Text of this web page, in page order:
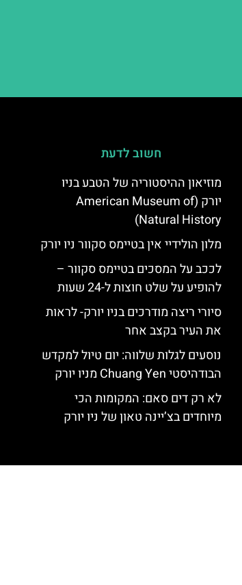
חשוב לדעת
מוזיאון ההיסטוריה של הטבע בניו
יורק (American Museum of
Natural History)
מלון הולידיי אין בטיימס סקוור ניו יורק
לככב על המסכים בטיימס סקוור –
להופיע על שלט חוצות ל-24 שעות
סיורי ריצה מודרכים בניו יורק- לראות
את העיר בקצב אחר
נוסעים לגלות שלווה: יום טיול למקדש
הבודהיסטי Chuang Yen מניו יורק
לא רק דים סאם: המקומות הכי
מיוחדים בצ’יינה טאון של ניו יורק